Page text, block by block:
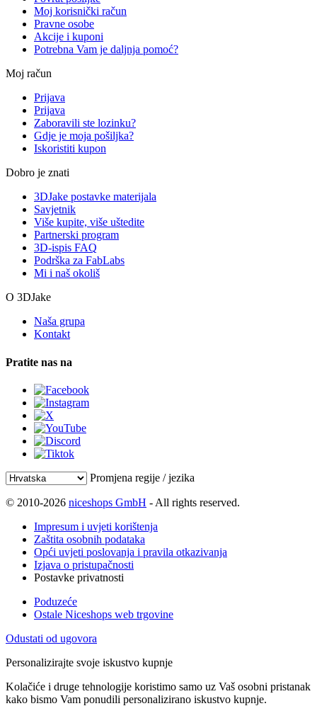
Moj korisnički račun
Pravne osobe
Akcije i kuponi
Potrebna Vam je daljnja pomoć?
Moj račun
Prijava
Prijava
Zaboravili ste lozinku?
Gdje je moja pošiljka?
Iskoristiti kupon
Dobro je znati
3DJake postavke materijala
Savjetnik
Više kupite, više uštedite
Partnerski program
3D-ispis FAQ
Podrška za FabLabs
Mi i naš okoliš
O 3DJake
Naša grupa
Kontakt
Pratite nas na
Promjena regije / jezika
© 2010-2026 niceshops GmbH - All rights reserved.
Impresum i uvjeti korištenja
Zaštita osobnih podataka
Opći uvjeti poslovanja i pravila otkazivanja
Izjava o pristupačnosti
Postavke privatnosti
Poduzeće
Ostale Niceshops web trgovine
Odustati od ugovora
Personalizirajte svoje iskustvo kupnje
Kolačiće i druge tehnologije koristimo samo uz Vaš osobni pristanak
kako bismo Vam ponudili personalizirano iskustvo kupnje.